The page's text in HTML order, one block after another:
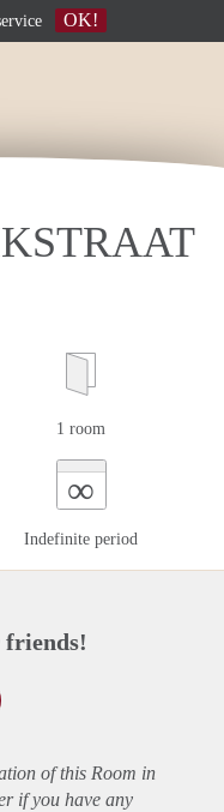
1 room
∞
Indefinite period
friends!
of this Room in
if you have any
OK!